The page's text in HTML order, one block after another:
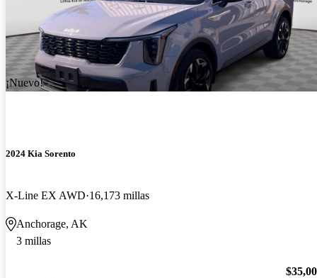
¡Nuevo!
2024 Kia Sorento
X-Line EX AWD 16,173 millas
Anchorage, AK
3 millas